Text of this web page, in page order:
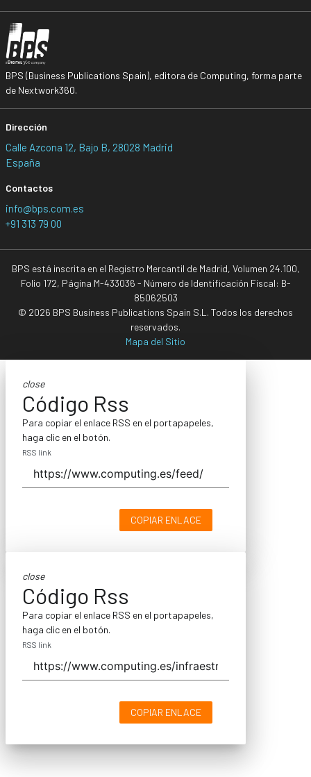
BPS (Business Publications Spain), editora de Computing, forma parte
de Nextwork360.
Dirección
Calle Azcona 12, Bajo B, 28028 Madrid
España
Contactos
info@bps.com.es
+91 313 79 00
BPS está inscrita en el Registro Mercantil de Madrid, Volumen 24.100,
Folio 172, Página M-433036 - Número de Identificación Fiscal: B-
85062503
© 2026 BPS Business Publications Spain S.L. Todos los derechos
reservados.
Mapa del Sitio
close
Código Rss
Para copiar el enlace RSS en el portapapeles,
haga clic en el botón.
RSS link
COPIAR ENLACE
close
Código Rss
Para copiar el enlace RSS en el portapapeles,
haga clic en el botón.
RSS link
COPIAR ENLACE